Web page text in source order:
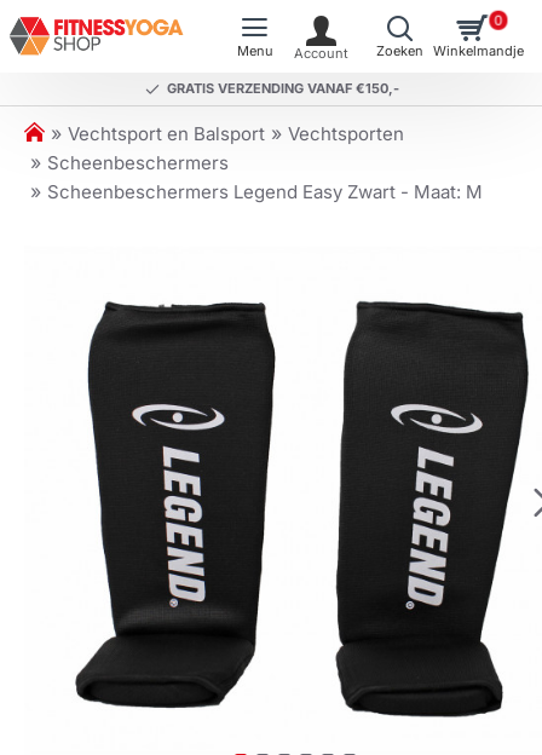
GRATIS VERZENDING VANAF €150,-
0
h
o
m
Vechtsport en Balsport
Vechtsporten
Scheenbeschermers
Scheenbeschermers Legend Easy Zwart - Maat: M